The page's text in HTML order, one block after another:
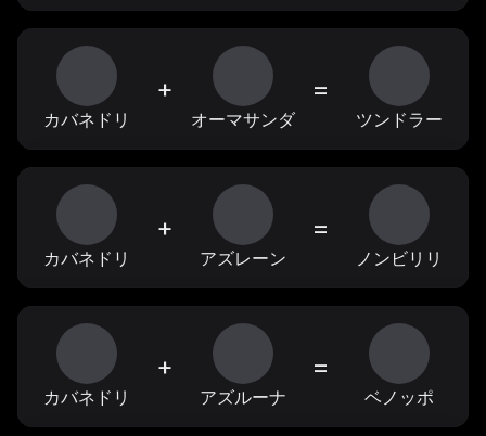
カバネドリ
+
オーマサンダ
=
ツンドラー
カバネドリ
+
アズレーン
=
ノンビリリ
カバネドリ
+
アズルーナ
=
ベノッポ